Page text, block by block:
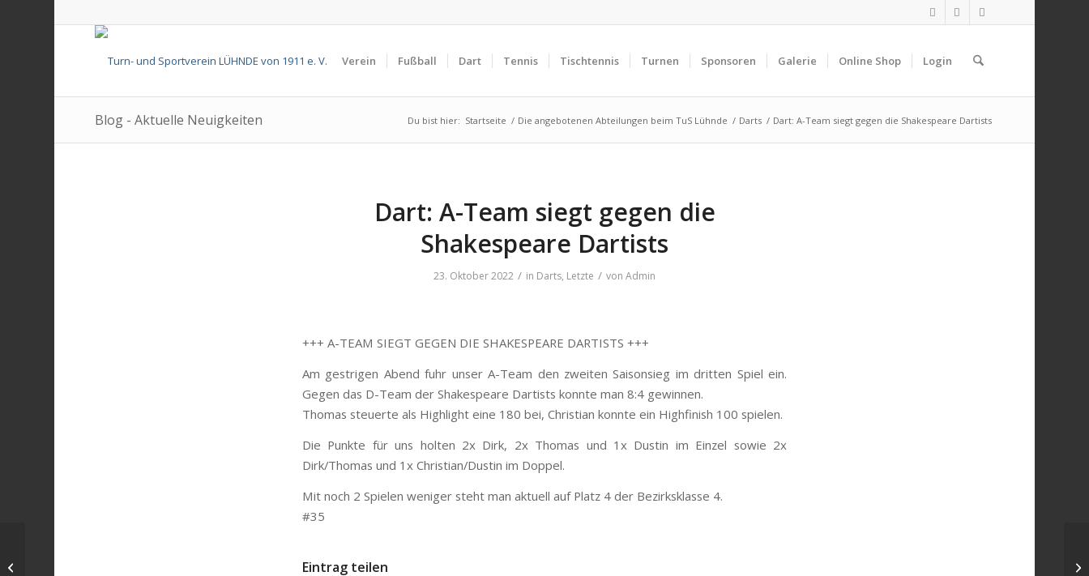
Verein Fußball Dart Tennis Tischtennis Turnen Sponsoren Galerie Online Shop Login
Blog - Aktuelle Neuigkeiten Du bist hier: Startseite / Die angebotenen Abteilungen beim TuS Lühnde / Darts / Dart: A-Team siegt gegen die Shakespeare Dartists
Dart: A-Team siegt gegen die
Shakespeare Dartists
23. Oktober 2022 / in Darts, Letzte / von Admin
+++ A-TEAM SIEGT GEGEN DIE SHAKESPEARE DARTISTS +++
Am gestrigen Abend fuhr unser A-Team den zweiten Saisonsieg im dritten Spiel ein.
Gegen das D-Team der Shakespeare Dartists konnte man 8:4 gewinnen.
Thomas steuerte als Highlight eine 180 bei, Christian konnte ein Highfinish 100 spielen.
Die Punkte für uns holten 2x Dirk, 2x Thomas und 1x Dustin im Einzel sowie 2x
Dirk/Thomas und 1x Christian/Dustin im Doppel.
Mit noch 2 Spielen weniger steht man aktuell auf Platz 4 der Bezirksklasse 4.
#35
Eintrag teilen